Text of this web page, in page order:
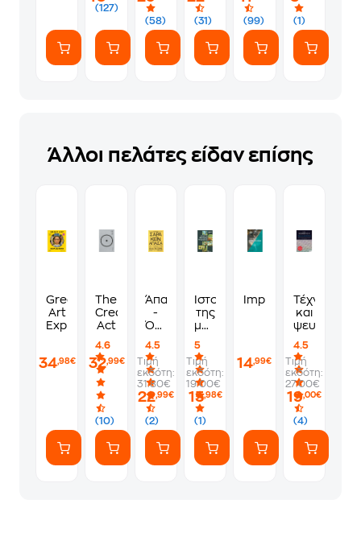
(127)
(58) (31) (99) (1)
Άλλοι πελάτες είδαν επίσης
Great
Art
Explained
34,98€
The
Creative
Act
4.6
(10)
32,99€
Άπασα
-
Όλα
έργα
4.5
(2)
Τιμή
εκδότη:
31.80€
22,99€
Ιστορία
της
μοντέρνας
5
(1)
Τιμή
εκδότη:
19.00€
15,98€
Impressionism
14,99€
Τέχνη
και
4.5
(4)
Τιμή
εκδότη:
27.00€
19,00€